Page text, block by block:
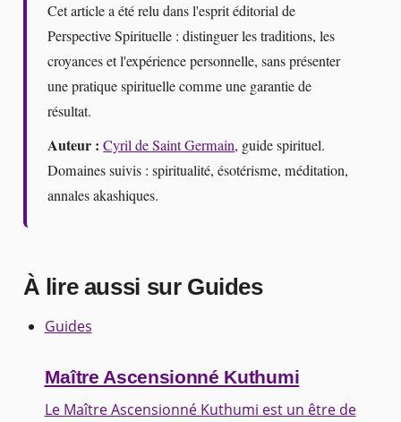
Cet article a été relu dans l'esprit éditorial de
Perspective Spirituelle : distinguer les traditions, les
croyances et l'expérience personnelle, sans présenter
une pratique spirituelle comme une garantie de
résultat.
Auteur : Cyril de Saint Germain, guide spirituel.
Domaines suivis : spiritualité, ésotérisme, méditation,
annales akashiques.
À lire aussi sur Guides
Guides
Maître Ascensionné Kuthumi
Le Maître Ascensionné Kuthumi est un être de